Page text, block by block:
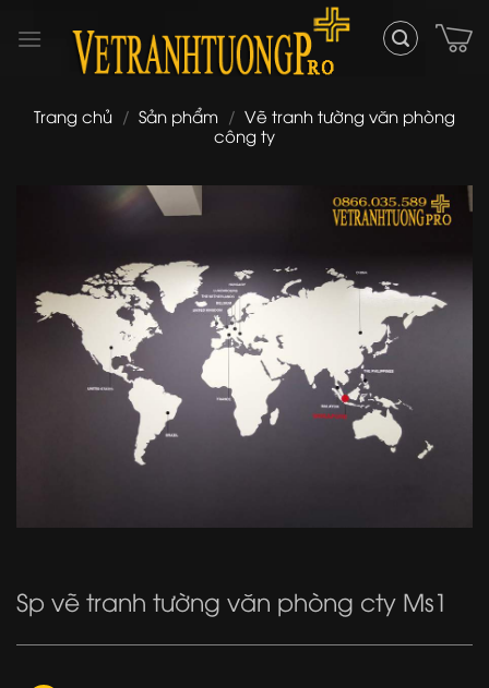
Trang chủ / Sản phẩm / Vẽ tranh tường văn phòng
công ty
Sp vẽ tranh tường văn phòng cty Ms1